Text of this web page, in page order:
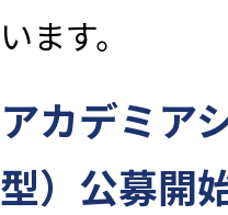
います。
アカデミア
型）公募開